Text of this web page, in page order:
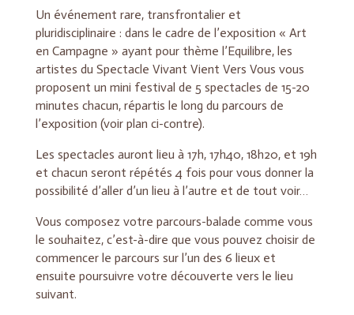
Un événement rare, transfrontalier et
pluridisciplinaire : dans le cadre de l’exposition « Art
en Campagne » ayant pour thème l’Equilibre, les
artistes du Spectacle Vivant Vient Vers Vous vous
proposent un mini festival de 5 spectacles de 15-20
minutes chacun, répartis le long du parcours de
l’exposition (voir plan ci-contre).
Les spectacles auront lieu à 17h, 17h40, 18h20, et 19h
et chacun seront répétés 4 fois pour vous donner la
possibilité d’aller d’un lieu à l’autre et de tout voir…
Vous composez votre parcours-balade comme vous
le souhaitez, c’est-à-dire que vous pouvez choisir de
commencer le parcours sur l’un des 6 lieux et
ensuite poursuivre votre découverte vers le lieu
suivant.